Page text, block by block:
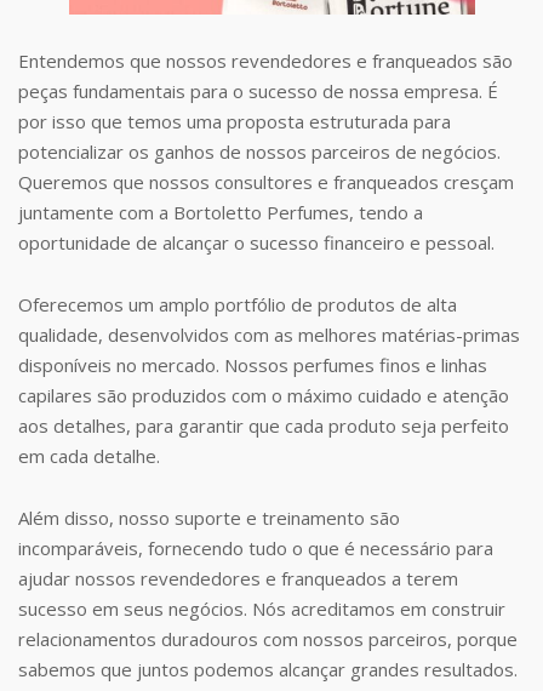
Entendemos que nossos revendedores e franqueados são
peças fundamentais para o sucesso de nossa empresa. É
por isso que temos uma proposta estruturada para
potencializar os ganhos de nossos parceiros de negócios.
Queremos que nossos consultores e franqueados cresçam
juntamente com a Bortoletto Perfumes, tendo a
oportunidade de alcançar o sucesso financeiro e pessoal.
Oferecemos um amplo portfólio de produtos de alta
qualidade, desenvolvidos com as melhores matérias-primas
disponíveis no mercado. Nossos perfumes finos e linhas
capilares são produzidos com o máximo cuidado e atenção
aos detalhes, para garantir que cada produto seja perfeito
em cada detalhe.
Além disso, nosso suporte e treinamento são
incomparáveis, fornecendo tudo o que é necessário para
ajudar nossos revendedores e franqueados a terem
sucesso em seus negócios. Nós acreditamos em construir
relacionamentos duradouros com nossos parceiros, porque
sabemos que juntos podemos alcançar grandes resultados.